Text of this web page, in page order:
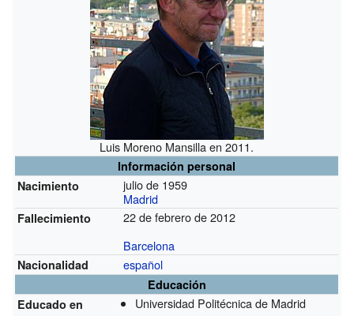
Luis Moreno Mansilla en 2011.
Información personal
Nacimiento
julio de 1959
Madrid
Fallecimiento
22 de febrero de 2012
Barcelona
Nacionalidad español
Educación
Educado en
Universidad Politécnica de Madrid